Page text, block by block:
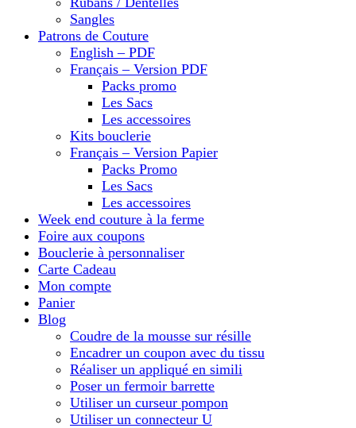
Sangles
Patrons de Couture
English – PDF
Français – Version PDF
Packs promo
Les Sacs
Les accessoires
Kits bouclerie
Français – Version Papier
Packs Promo
Les Sacs
Les accessoires
Week end couture à la ferme
Foire aux coupons
Bouclerie à personnaliser
Carte Cadeau
Mon compte
Panier
Blog
Coudre de la mousse sur résille
Encadrer un coupon avec du tissu
Réaliser un appliqué en simili
Poser un fermoir barrette
Utiliser un curseur pompon
Utiliser un connecteur U